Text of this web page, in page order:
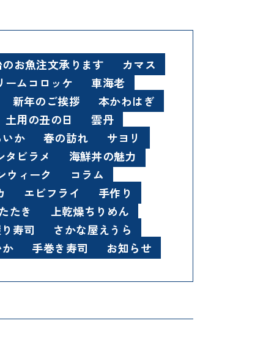
お魚注文承ります
カマス
ームコロッケ
車海老
新年のご挨拶
本かわはぎ
土用の丑の日
雲丹
か
春の訪れ
サヨリ
タビラメ
海鮮丼の魅力
ウィーク
コラム
エビフライ
手作り
たき
上乾燥ちりめん
寿司
さかな屋えうら
手巻き寿司 お知らせ